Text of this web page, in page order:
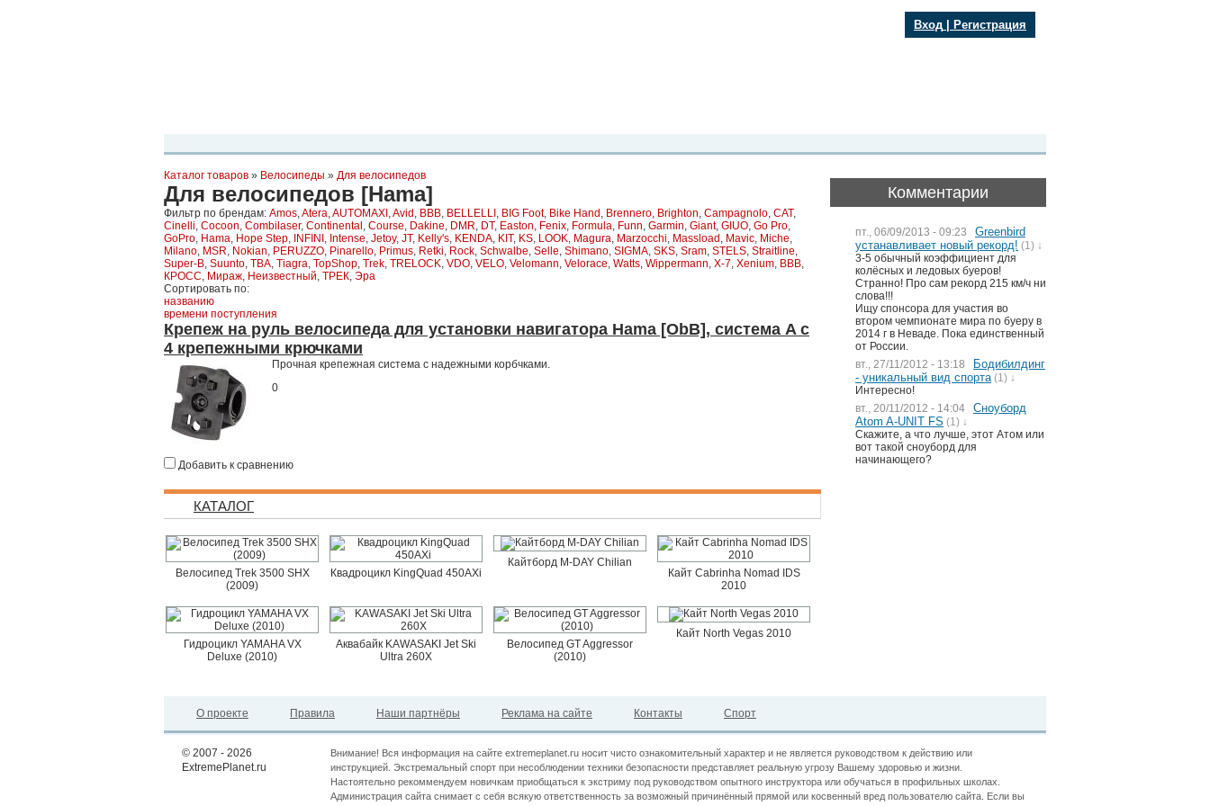
Вход Регистрация
Каталог товаров » Велосипеды » Для велосипедов
Для велосипедов [Hama]
Фильтр по брендам: Amos,Atera,AUTOMAXI ,Avid , BBB, BELLELLI , BIG Foot, Bike Hand , Brennero, Brighton, Campagnolo, CAT,
Cinelli, Cocoon, Combilaser, Continental , Course, Dakine, DMR, DT, Easton, Fenix, Formula, Funn, Garmin, Giant, GIUO, Go Pro,
GoPro, Hama, Hope Step, INFINI , Intense, Jetoy, JT, Kelly's, KENDA, KIT, KS, LOOK, Magura, Marzocchi, Massload , Mavic, Miche,
Milano, MSR, Nokian, PERUZZO, Pinarello, Primus, Retki, Rock, Schwalbe, Selle, Shimano, SIGMA, SKS, Sram, STELS, Straitline,
Super-B, Suunto, TBA, Tiagra, TopShop, Trek, TRELOCK, VDO, VELO, Velomann, Velorace, Watts, Wippermann, X-7, Xenium, ВВВ,
КРОСС, Мираж, Неизвестный, ТРЕК, Эра
Сортировать по:
названию
времени поступления
Крепеж на руль велосипеда для установки навигатора Hama [ObB], система A с
4 крепежными крючками
Прочная крепежная система с надежными корбчками.
0
Добавить к сравнению
КАТАЛОГ
Велосипед Trek 3500 SHX
(2009)
Квадроцикл KingQuad 450AXi
Кайтборд M-DAY Chilian
Кайт Cabrinha Nomad IDS
2010
Гидроцикл YAMAHA VX
Deluxe (2010)
Аквабайк KAWASAKI Jet Ski
Ultra 260X
Велосипед GT Aggressor
(2010)
Кайт North Vegas 2010
Комментарии
пт., 06/09/2013 - 09:23
Greenbird
устанавливает новый рекорд! (1) ↓
3-5 обычный коэффициент для
колёсных и ледовых буеров!
Странно! Про сам рекорд 215 км/ч ни
слова!!!
Ищу спонсора для участия во
втором чемпионате мира по буеру в
2014 г в Неваде. Пока единственный
от России.
вт., 27/11/2012 - 13:18
Бодибилдинг
- уникальный вид спорта (1) ↓
Интересно!
вт., 20/11/2012 - 14:04
Сноуборд
Atom A-UNIT FS (1) ↓
Скажите, а что лучше, этот Атом или
вот такой сноуборд для
начинающего?
О проекте Правила Наши партнёры Реклама на сайте Контакты Спорт
© 2007 - 2026
ExtremePlanet.ru
Внимание! Вся информация на сайте extremeplanet.ru носит чисто ознакомительный характер и не является руководством к действию или
инструкцией. Экстремальный спорт при несоблюдении техники безопасности представляет реальную угрозу Вашему здоровью и жизни.
Настоятельно рекоммендуем новичкам приобщаться к экстриму под руководством опытного инструктора или обучаться в профильных школах.
Администрация сайта снимает с себя всякую ответственность за возможный причинённый прямой или косвенный вред пользователю сайта. Если вы